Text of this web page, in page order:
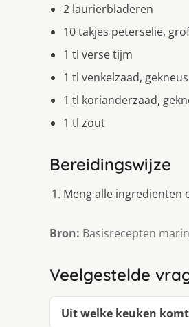
2 laurierbladeren
10 takjes peterselie,
1 tl verse tijm
1 tl venkelzaad,
1 tl korianderzaad,
1 tl zout
Bereidingswijze
Meng alle ingredienten
Bron: Basisrecepten
Veelgestelde
Uit welke keuken